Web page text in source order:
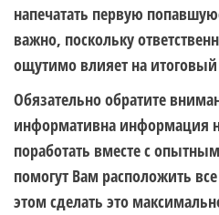
напечатать первую
важно, поскольку
ощутимо влияет на итоговый
Обязательно обратите
информативна информация
поработать вместе с
помогут Вам расположить
этом сделать это